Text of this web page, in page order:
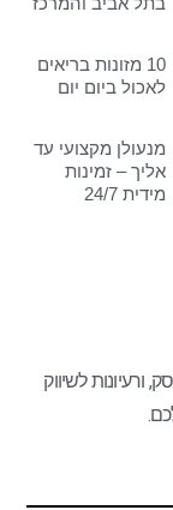
10 מזונות בריאים
לאכול ביום יום
מנעולן מקצועי עד
אליך – זמינות
מידית 24/7
ורעיונות לשיווק